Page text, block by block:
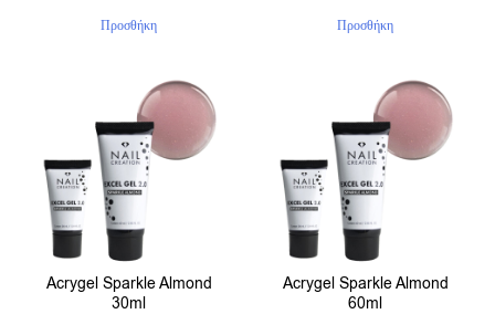
Προσθήκη Προσθήκη
Acrygel Sparkle Almond
30ml
Acrygel Sparkle Almond
60ml